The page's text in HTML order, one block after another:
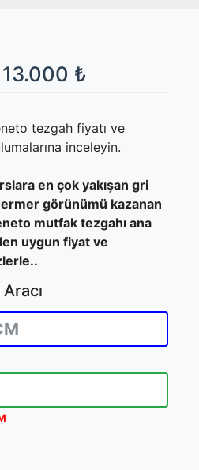
13.000 ₺
tezgah fiyatı ve
inceleyin.
en çok yakışan gri
görünümü kazanan
mutfak tezgahı ana
uygun fiyat ve